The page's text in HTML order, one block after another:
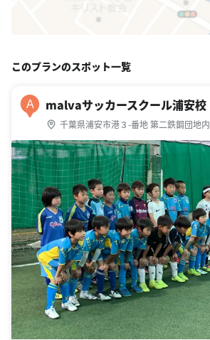
このプランのスポット一覧
A malvaサッカースクール浦安校
千葉県浦安市港３-番地 第二鉄鋼団地内